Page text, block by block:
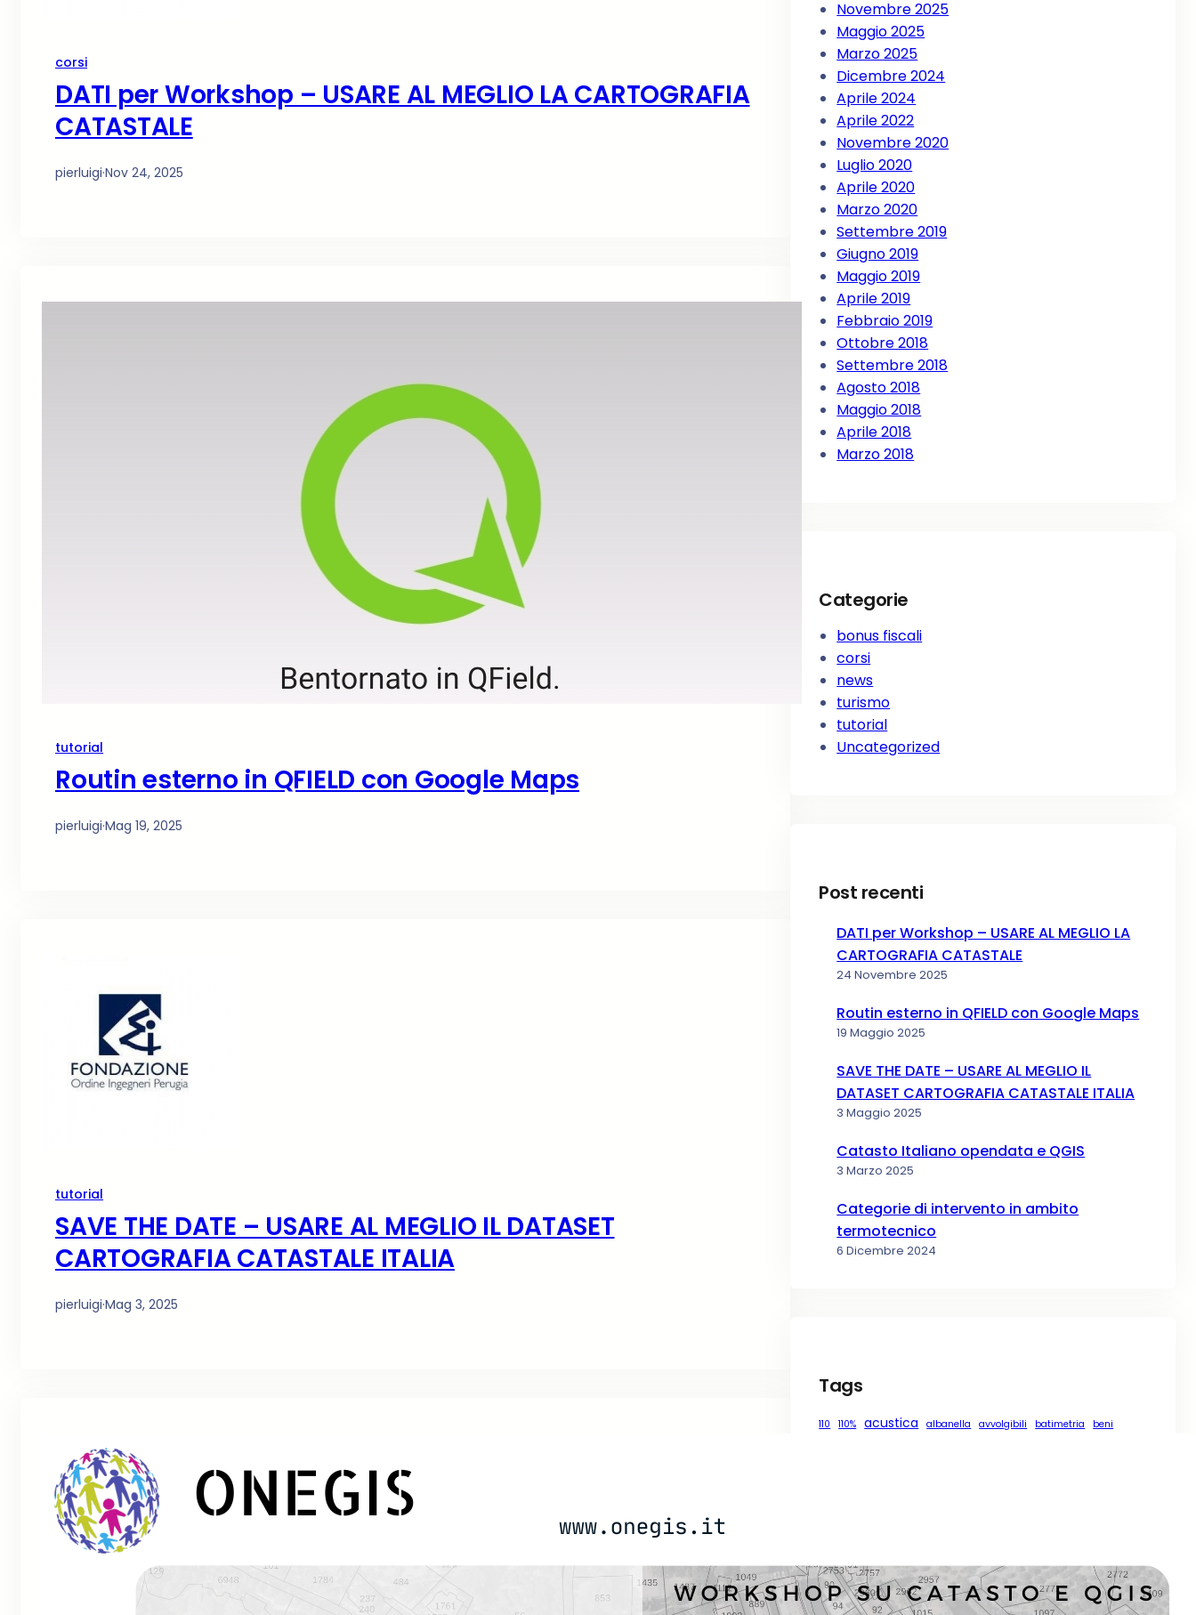
corsi
DATI per Workshop – USARE AL MEGLIO LA CARTOGRAFIA
CATASTALE
pierluigi·Nov 24, 2025
tutorial
Routin esterno in QFIELD con Google Maps
pierluigi·Mag 19, 2025
tutorial
SAVE THE DATE – USARE AL MEGLIO IL DATASET
CARTOGRAFIA CATASTALE ITALIA
pierluigi·Mag 3, 2025
Novembre 2025
Maggio 2025
Marzo 2025
Dicembre 2024
Aprile 2024
Aprile 2022
Novembre 2020
Luglio 2020
Aprile 2020
Marzo 2020
Settembre 2019
Giugno 2019
Maggio 2019
Aprile 2019
Febbraio 2019
Ottobre 2018
Settembre 2018
Agosto 2018
Maggio 2018
Aprile 2018
Marzo 2018
Categorie
bonus fiscali
corsi
news
turismo
tutorial
Uncategorized
Post recenti
DATI per Workshop – USARE AL MEGLIO LA
CARTOGRAFIA CATASTALE
24 Novembre 2025
Routin esterno in QFIELD con Google Maps
19 Maggio 2025
SAVE THE DATE – USARE AL MEGLIO IL
DATASET CARTOGRAFIA CATASTALE ITALIA
3 Maggio 2025
Catasto Italiano opendata e QGIS
3 Marzo 2025
Categorie di intervento in ambito
termotecnico
6 Dicembre 2024
Tags
110 110% acustica albanella avvolgibili batimetria beni
servizi statistica superbonus tapparelle torgiano
turismo tutorial umbria webmap workshop